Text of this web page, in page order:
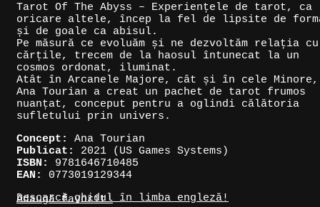
Tarot Of The Abyss – Experiențele de tarot, ca
oricare altele, încep la fel de lipsite de
și de goale ca abisul.
Pe măsură ce evoluăm și ne dezvoltăm relația cu
cărțile, trecem de la haosul întunecat la un
cosmos ordonat, iluminat.
Atât în Arcanele Majore, cât și în cele Minore,
Ana Tourian a creat un pachet de tarot frumos
nuanțat, conceput pentru a oglindi călătoria
sufletului prin univers.
Concept:
Ana Tourian
Publicat:
2021 (US Games Systems)
ISBN:
9781646710485
EAN:
0773019129344
Descarcă ghidul în limba engleză!
Adaugă favorit!